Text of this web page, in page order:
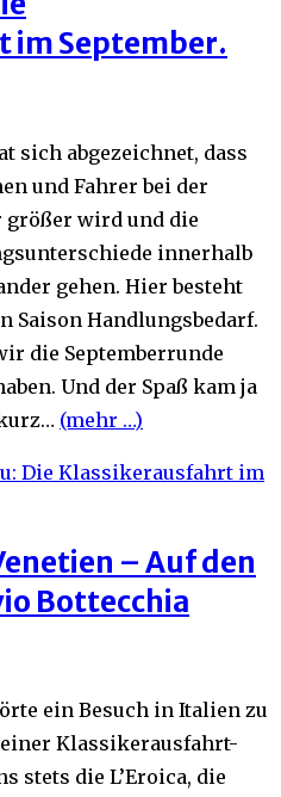
im September.
sich abgezeichnet, dass
und Fahrer bei der
wird und die
innerhalb
gehen. Hier besteht
Saison Handlungsbedarf.
die Septemberrunde
Und der Spaß kam ja
(mehr …)
Die Klassikerausfahrt im
– Auf den
Bottecchia
ein Besuch in Italien zu
Klassikerausfahrt-
stets die L’Eroica, die